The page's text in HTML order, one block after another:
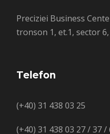
Preciziei Business
tronson 1, et.1, sector
Telefon
(+40) 31 438 03 25
(+40) 31 438 03 27 / 37 /